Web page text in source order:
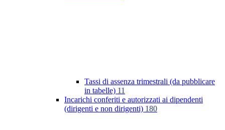
Tassi di assenza trimestrali (da pubblicare
in tabelle) 11
Incarichi conferiti e autorizzati ai dipendenti
(dirigenti e non dirigenti) 180